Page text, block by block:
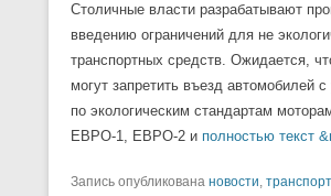
Столичные власти разрабатывают
введению ограничений для не
транспортных средств. Ожидается,
могут запретить въезд автомобилей
по экологическим стандартам
ЕВРО-1, ЕВРО-2 и полностью текст
Запись опубликована новости, транспорт